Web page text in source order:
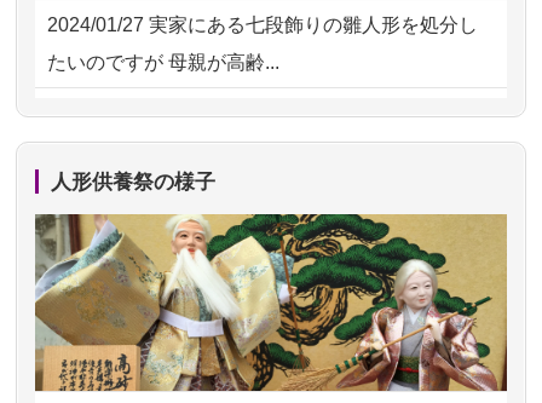
2026/07/15 お客様の声を読み、丁寧に供養してい
ただけそう...
2026/07/11思い出のある人形達を、ちゃんと供養
したく、花...
2026/07/10家から近かったので。
2026/07/08誰も住んでいない実家の片付けを始め
ました。 ...
2024/01/27 実家にある七段飾りの雛人形を処分し
たいのですが 母親が高齢...
2024/01/13剥製の供養・処分をお願いできます
ですが？
2024/01/13お雛様のセットを供養・処分したいの
ですが、お雛様とお内裏様だ...
2024/01/13供養申込みの後、供養祭までお人形は
人形供養祭の様子